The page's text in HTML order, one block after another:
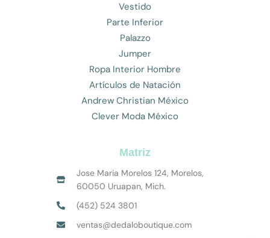
Vestido
Parte Inferior
Palazzo
Jumper
Ropa Interior Hombre
Artículos de Natación
Andrew Christian México
Clever Moda México
Matriz
Jose Maria Morelos 124, Morelos,
60050 Uruapan, Mich.
(452) 524 3801
ventas@dedaloboutique.com